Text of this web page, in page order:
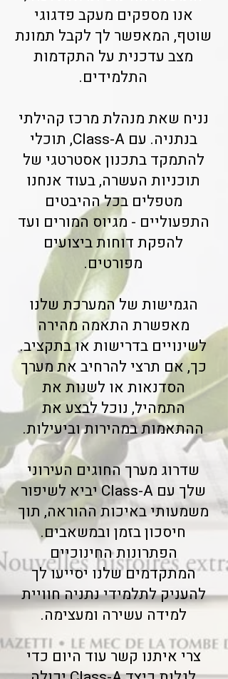
אנו מספקים מעקב פדגוגי
שוטף, המאפשר לך לקבל תמונת
מצב עדכנית על התקדמות
התלמידים.
נניח שאת מנהלת מרכז קהילתי
בנתניה. עם Class-A, תוכלי
להתמקד בתכנון אסטרטגי של
תוכניות העשרה, בעוד אנחנו
מטפלים בכל ההיבטים
התפעוליים - מגיוס המורים ועד
להפקת דוחות ביצועים
מפורטים.
הגמישות של המערכת שלנו
מאפשרת התאמה מהירה
לשינויים בדרישות או בתקציב.
כך, אם תרצי להרחיב את מערך
הסדנאות או לשנות את
התמהיל, נוכל לבצע את
ההתאמות במהירות וביעילות.
שדרוג מערך החוגים העירוני
שלך עם Class-A יביא לשיפור
משמעותי באיכות ההוראה, תוך
חיסכון בזמן ובמשאבים.
הפתרונות החינוכיים
המתקדמים שלנו יסייעו לך
להעניק לתלמידי נתניה חוויית
למידה עשירה ומעצימה.
צרי איתנו קשר עוד היום כדי